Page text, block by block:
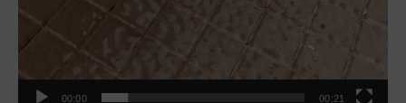
00:00 00:21